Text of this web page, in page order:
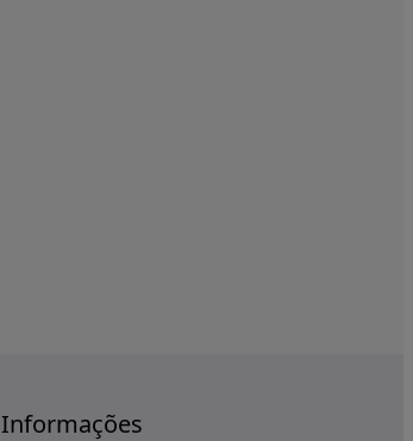
Informações